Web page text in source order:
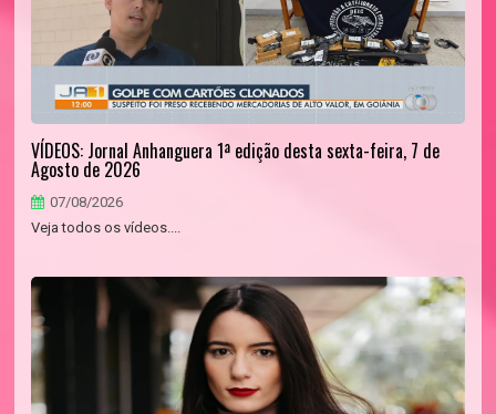
VÍDEOS: Jornal Anhanguera 1ª edição desta sexta-feira, 7 de
Agosto de 2026
07/08/2026
Veja todos os vídeos....